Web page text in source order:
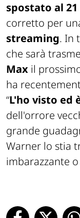
spostato al
corretto per
streaming. In
che sarà
Max il
ha
“L'ho visto ed
dell'orrore
grande
Warner lo stia
imbarazzante o